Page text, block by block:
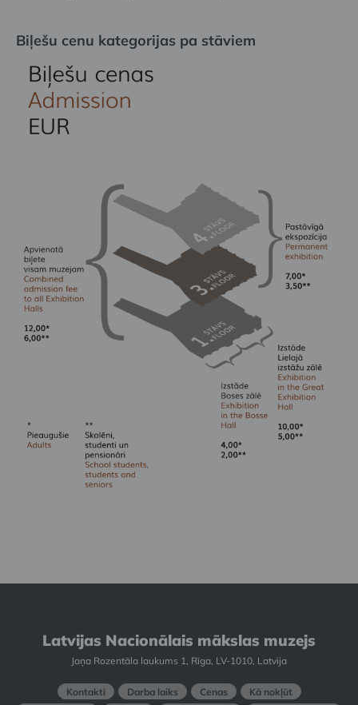
Biļešu cenu kategorijas pa stāviem
Latvijas Nacionālais mākslas muzejs
Jaņa Rozentāla laukums 1, Rīga, LV-1010, Latvija
Kontakti Darba laiks Cenas
Kā nokļūt